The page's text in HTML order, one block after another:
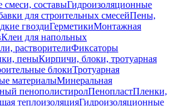
смеси, составыГидроизоляционные
для строительных смесейПены,
гвоздиГерметикиМонтажная
Клеи для напольных
растворителиФиксаторы
пеныКирпичи, блоки, тротуарная
блокиТротуарная
материалыМинеральная
пенополистиролПенопластПленки,
теплоизоляцияГидроизоляционные